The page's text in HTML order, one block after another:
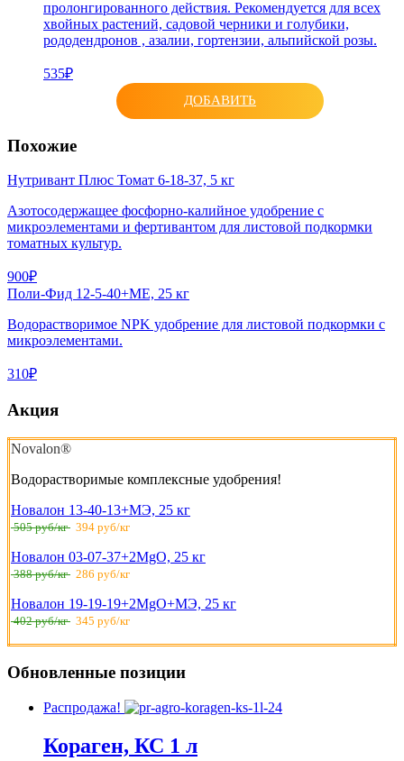
пролонгированного действия. Рекомендуется для всех
хвойных растений, садовой черники и голубики,
рододендронов , азалии, гортензии, альпийской розы.
535₽
ДОБАВИТЬ
Похожие
Нутривант Плюс Томат 6-18-37, 5 кг
Азотосодержащее фосфорно-калийное удобрение с
микроэлементами и фертивантом для листовой подкормки
томатных культур.
900₽
Поли-Фид 12-5-40+ME, 25 кг
Водорастворимое NPK удобрение для листовой подкормки с
микроэлементами.
310₽
Акция
Novalon®
Водорастворимые комплексные удобрения!
Новалон 13-40-13+МЭ, 25 кг
505 руб/кг 394 руб/кг
Новалон 03-07-37+2MgO, 25 кг
388 руб/кг 286 руб/кг
Новалон 19-19-19+2MgO+МЭ, 25 кг
402 руб/кг 345 руб/кг
Обновленные позиции
Распродажа!
Кораген, КС 1 л